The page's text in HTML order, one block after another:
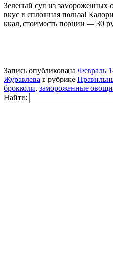
Зеленый суп из
вкус и сплошная польза!
ккал, стоимость порции — 30
Запись опубликована Февраль
Журавлева в рубрике
брокколи, замороженные овощи
Найти: